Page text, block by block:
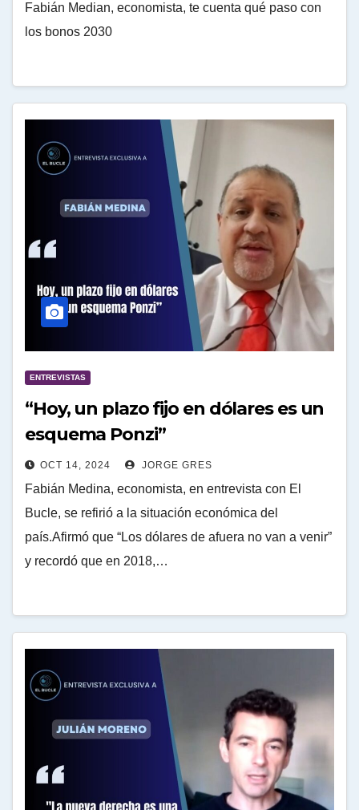
Fabián Median, economista, te cuenta qué paso con
los bonos 2030
ENTREVISTAS
“Hoy, un plazo fijo en dólares es un
esquema Ponzi”
OCT 14, 2024 JORGE GRES
Fabián Medina, economista, en entrevista con El
Bucle, se refirió a la situación económica del
país.Afirmó que “Los dólares de afuera no van a venir”
y recordó que en 2018,…